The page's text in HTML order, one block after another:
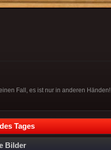
Fall, es ist nur in anderen Händen!
Tages
Bilder